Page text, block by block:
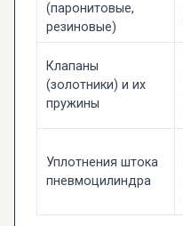
(паронитовые,
резиновые)
Клапаны
(золотники) и их
пружины
Уплотнения штока
пневмоцилиндра